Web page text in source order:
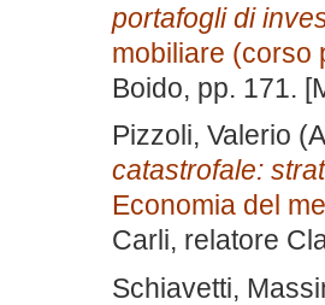
portafogli di
mobiliare (corso
Boido, pp. 171.
Pizzoli, Valerio
catastrofale:
Economia del
Carli, relatore
Schiavetti,